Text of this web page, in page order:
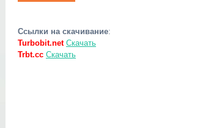
Ссылки на скачивание:
Turbobit.net Скачать
Trbt.cc Скачать